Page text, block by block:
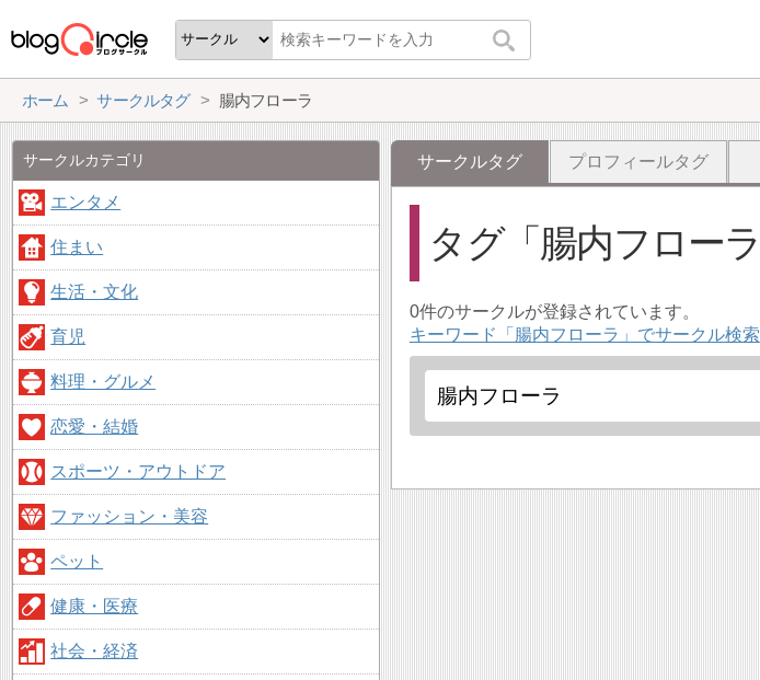
ホーム サークルタグ 腸内フローラ
サークルタグ プロフィールタグ
タグ 腸内フローラ
0件のサークルが登録されています。
キーワード「腸内フローラ」でサークル検索
サークルカテゴリ
エンタメ
住まい
生活・文化
育児
料理・グルメ
恋愛・結婚
スポーツ・アウトドア
ファッション・美容
ペット
健康・医療
社会・経済